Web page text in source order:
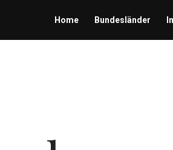
Home Bundesländer